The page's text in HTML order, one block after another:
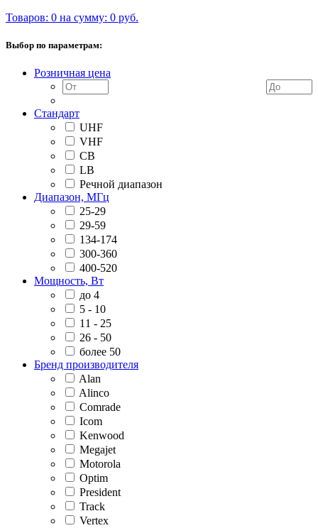
Товаров: 0 на сумму: 0 руб.
Выбор по параметрам:
Розничная цена
Стандарт
UHF
VHF
CB
LB
Речной диапазон
Диапазон, МГц
25-29
29-59
134-174
300-360
400-520
Мощность, Вт
до 4
5 - 10
11 - 25
26 - 50
более 50
Бренд производителя
Alan
Alinco
Comrade
Icom
Kenwood
Megajet
Motorola
Optim
President
Track
Vertex